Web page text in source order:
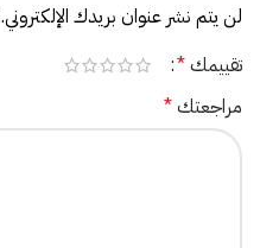
لن يتم نشر عنوان بريدك الإلكتروني.
تقييمك*
مراجعتك*